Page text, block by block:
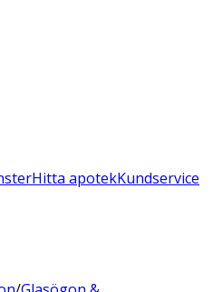
Hitta apotekKundservice